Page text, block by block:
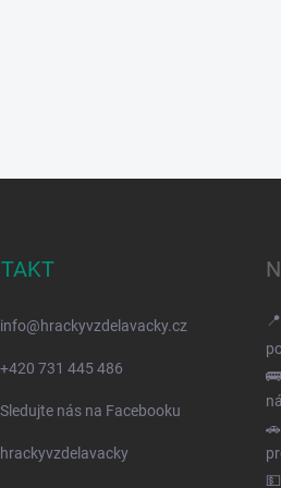
info@hrackyvzdelavacky.cz
+420 731 445 486
Sledujte nás na Facebooku
hrackyvzdelavacky
📍